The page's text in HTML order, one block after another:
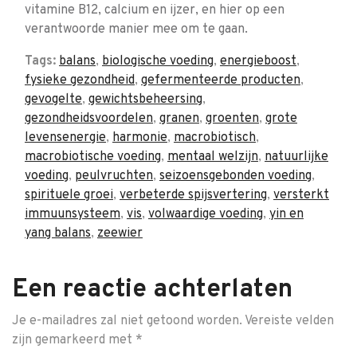
vitamine B12, calcium en ijzer, en hier op een
verantwoorde manier mee om te gaan.
Tags: balans, biologische voeding, energieboost,
fysieke gezondheid, gefermenteerde producten,
gevogelte, gewichtsbeheersing,
gezondheidsvoordelen, granen, groenten, grote
levensenergie, harmonie, macrobiotisch,
macrobiotische voeding, mentaal welzijn, natuurlijke
voeding, peulvruchten, seizoensgebonden voeding,
spirituele groei, verbeterde spijsvertering, versterkt
immuunsysteem, vis, volwaardige voeding, yin en
yang balans, zeewier
Een reactie achterlaten
Je e-mailadres zal niet getoond worden. Vereiste velden
zijn gemarkeerd met *